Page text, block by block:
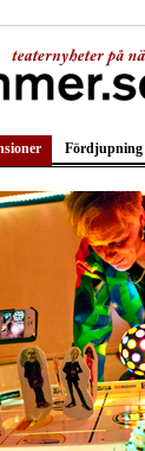
Fördjupning